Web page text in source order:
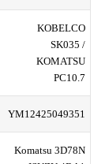
KOBELCO
SK035 /
KOMATSU
PC10.7
YM12425049351
Komatsu 3D78N